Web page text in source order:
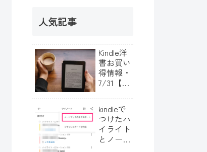
人気記事
Kindle洋
書お買い
得情報・
7/31【ほ
kindleで
つけたハ
イライト
とノート